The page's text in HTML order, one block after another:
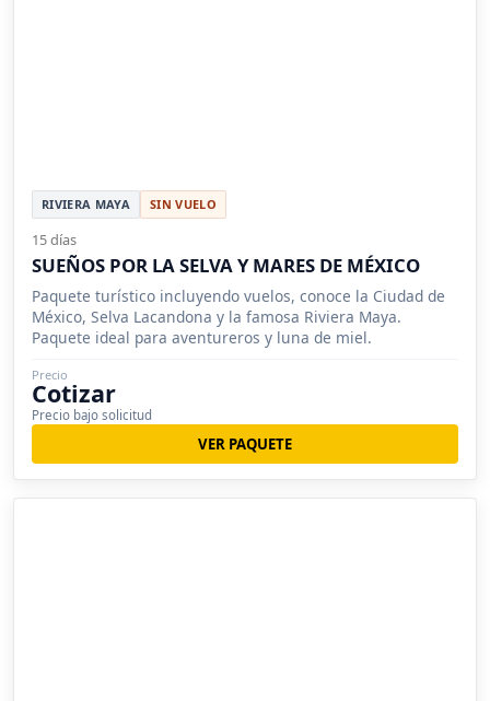
RIVIERA MAYA SIN VUELO
15 días
SUEÑOS POR LA SELVA Y MARES DE MÉXICO
Paquete turístico incluyendo vuelos, conoce la Ciudad de
México, Selva Lacandona y la famosa Riviera Maya.
Paquete ideal para aventureros y luna de miel.
Precio
Cotizar
Precio bajo solicitud
VER PAQUETE